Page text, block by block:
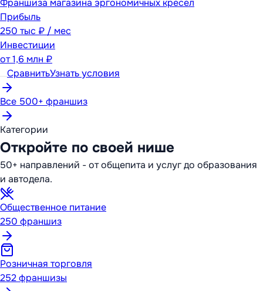
Франшиза магазина эргономичных кресел
Прибыль
250 тыс ₽ / мес
Инвестиции
от1,6 млн ₽
СравнитьУзнать условия
Все 500+ франшиз
Категории
Откройте по своей нише
50+ направлений - от общепита и услуг до образования
и автодела.
Общественное питание
250 франшиз
Розничная торговля
252франшизы